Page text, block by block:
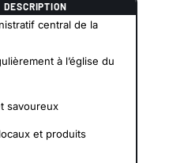
DESCRIPTION
central de la
à l’église du
savoureux
et produits